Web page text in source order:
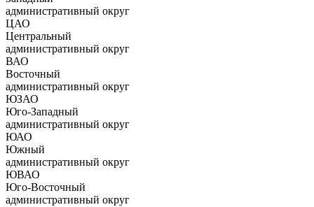
административный округ
ЦАО
Центральный
административный округ
ВАО
Восточный
административный округ
ЮЗАО
Юго-Западный
административный округ
ЮАО
Южный
административный округ
ЮВАО
Юго-Восточный
административный округ